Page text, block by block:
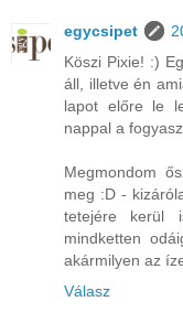
egycsipet
Köszi Pixie! :)
áll, illetve én
lapot előre le
nappal a
Megmondom
meg :D -
tetejére kerül
mindketten
akármilyen az
Válasz